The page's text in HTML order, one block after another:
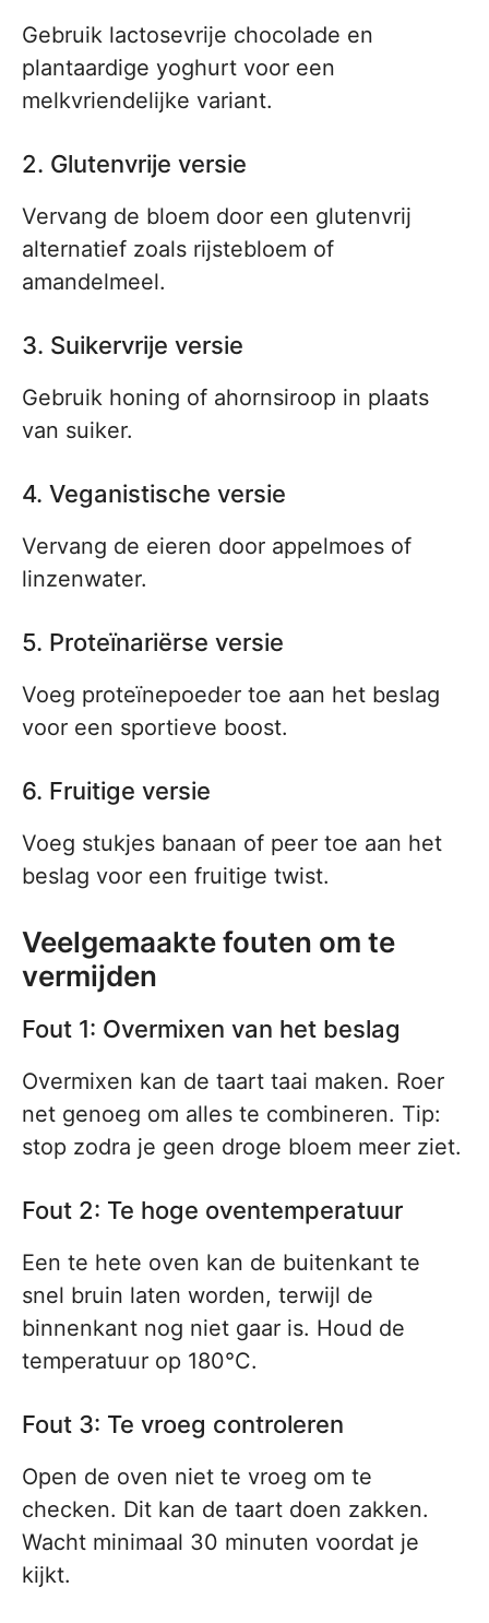
Gebruik lactosevrije chocolade en
plantaardige yoghurt voor een
melkvriendelijke variant.
2. Glutenvrije versie
Vervang de bloem door een glutenvrij
alternatief zoals rijstebloem of
amandelmeel.
3. Suikervrije versie
Gebruik honing of ahornsiroop in plaats
van suiker.
4. Veganistische versie
Vervang de eieren door appelmoes of
linzenwater.
5. Proteïnariërse versie
Voeg proteïnepoeder toe aan het beslag
voor een sportieve boost.
6. Fruitige versie
Voeg stukjes banaan of peer toe aan het
beslag voor een fruitige twist.
Veelgemaakte fouten om te
vermijden
Fout 1: Overmixen van het beslag
Overmixen kan de taart taai maken. Roer
net genoeg om alles te combineren. Tip:
stop zodra je geen droge bloem meer ziet.
Fout 2: Te hoge oventemperatuur
Een te hete oven kan de buitenkant te
snel bruin laten worden, terwijl de
binnenkant nog niet gaar is. Houd de
temperatuur op 180°C.
Fout 3: Te vroeg controleren
Open de oven niet te vroeg om te
checken. Dit kan de taart doen zakken.
Wacht minimaal 30 minuten voordat je
kijkt.